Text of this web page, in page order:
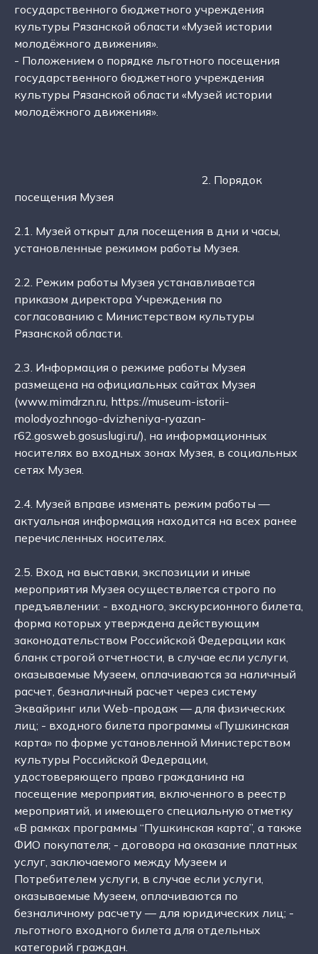
государственного бюджетного учреждения
культуры Рязанской области «Музей истории
молодёжного движения».
- Положением о порядке льготного посещения
государственного бюджетного учреждения
культуры Рязанской области «Музей истории
молодёжного движения».
2. Порядок
посещения Музея
2.1. Музей открыт для посещения в дни и часы,
установленные режимом работы Музея.
2.2. Режим работы Музея устанавливается
приказом директора Учреждения по
согласованию с Министерством культуры
Рязанской области.
2.3. Информация о режиме работы Музея
размещена на официальных сайтах Музея
(www.mimdrzn.ru, https://museum-istorii-
molodyozhnogo-dvizheniya-ryazan-
r62.gosweb.gosuslugi.ru/), на информационных
носителях во входных зонах Музея, в социальных
сетях Музея.
2.4. Музей вправе изменять режим работы —
актуальная информация находится на всех ранее
перечисленных носителях.
2.5. Вход на выставки, экспозиции и иные
мероприятия Музея осуществляется строго по
предъявлении: - входного, экскурсионного билета,
форма которых утверждена действующим
законодательством Российской Федерации как
бланк строгой отчетности, в случае если услуги,
оказываемые Музеем, оплачиваются за наличный
расчет, безналичный расчет через систему
Эквайринг или Web-продаж — для физических
лиц; - входного билета программы «Пушкинская
карта» по форме установленной Министерством
культуры Российской Федерации,
удостоверяющего право гражданина на
посещение мероприятия, включенного в реестр
мероприятий, и имеющего специальную отметку
«В рамках программы “Пушкинская карта”, а также
ФИО покупателя; - договора на оказание платных
услуг, заключаемого между Музеем и
Потребителем услуги, в случае если услуги,
оказываемые Музеем, оплачиваются по
безналичному расчету — для юридических лиц; -
льготного входного билета для отдельных
категорий граждан.